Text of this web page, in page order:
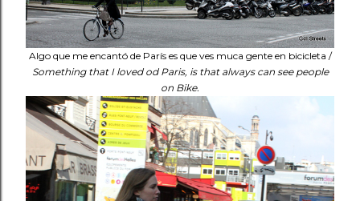
Algo que me encantó de París es que ves muca gente en bicicleta /
Something that I loved od Paris, is that always can see people
on Bike.